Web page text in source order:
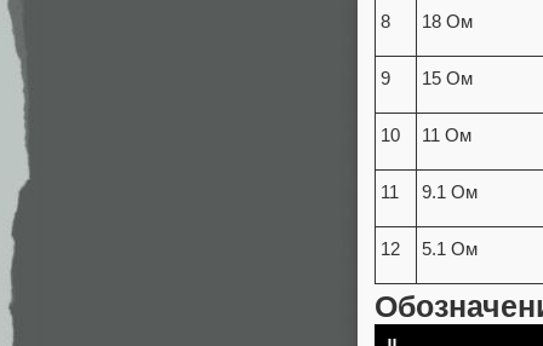
8 18 Ом
9 15 Ом
10 11 Ом
11 9.1 Ом
12 5.1 Ом